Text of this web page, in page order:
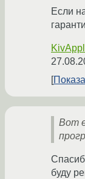
Если
Вот
буду